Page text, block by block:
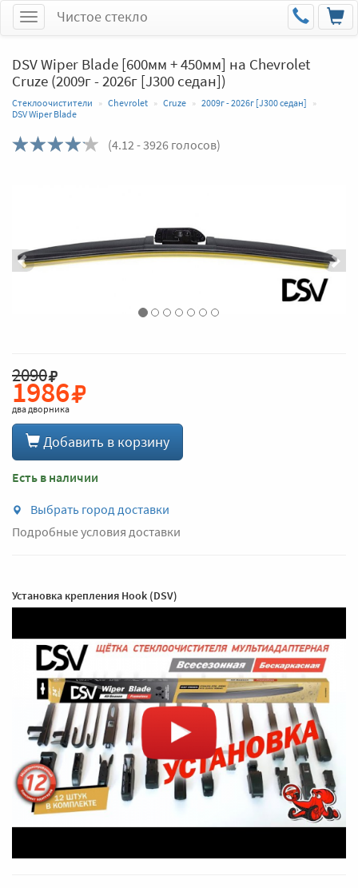
МенюЧистое стекло
DSV Wiper Blade [600мм + 450мм] на Chevrolet
Cruze (2009г - 2026г [J300 седан])
Стеклоочистители Chevrolet Cruze
2009г - 2026г [J300 седан]
DSV Wiper Blade
(4.12- 3926 голосов)
2090
1986
два дворника
Добавить в корзину
Есть в наличии
Выбрать город доставки
Подробные условия доставки
Установка крепления Hook (DSV)